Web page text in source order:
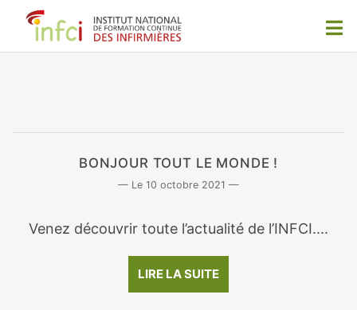
BONJOUR TOUT LE MONDE !
10 octobre 2021
Venez découvrir toute l’actualité de l’INFCI....
LIRE LA SUITE